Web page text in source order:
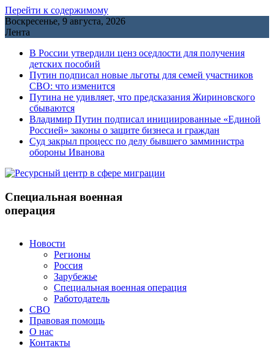
Перейти к содержимому
Воскресенье, 9 августа, 2026
Лента
В России утвердили ценз оседлости для получения
детских пособий
Путин подписал новые льготы для семей участников
СВО: что изменится
Путина не удивляет, что предсказания Жириновского
сбываются
Владимир Путин подписал инициированные «Единой
Россией» законы о защите бизнеса и граждан
Cуд закрыл процесс по делу бывшего замминистра
обороны Иванова
Специальная военная
операция
Новости
Регионы
Россия
Зарубежье
Специальная военная операция
Работодатель
СВО
Правовая помощь
О нас
Контакты